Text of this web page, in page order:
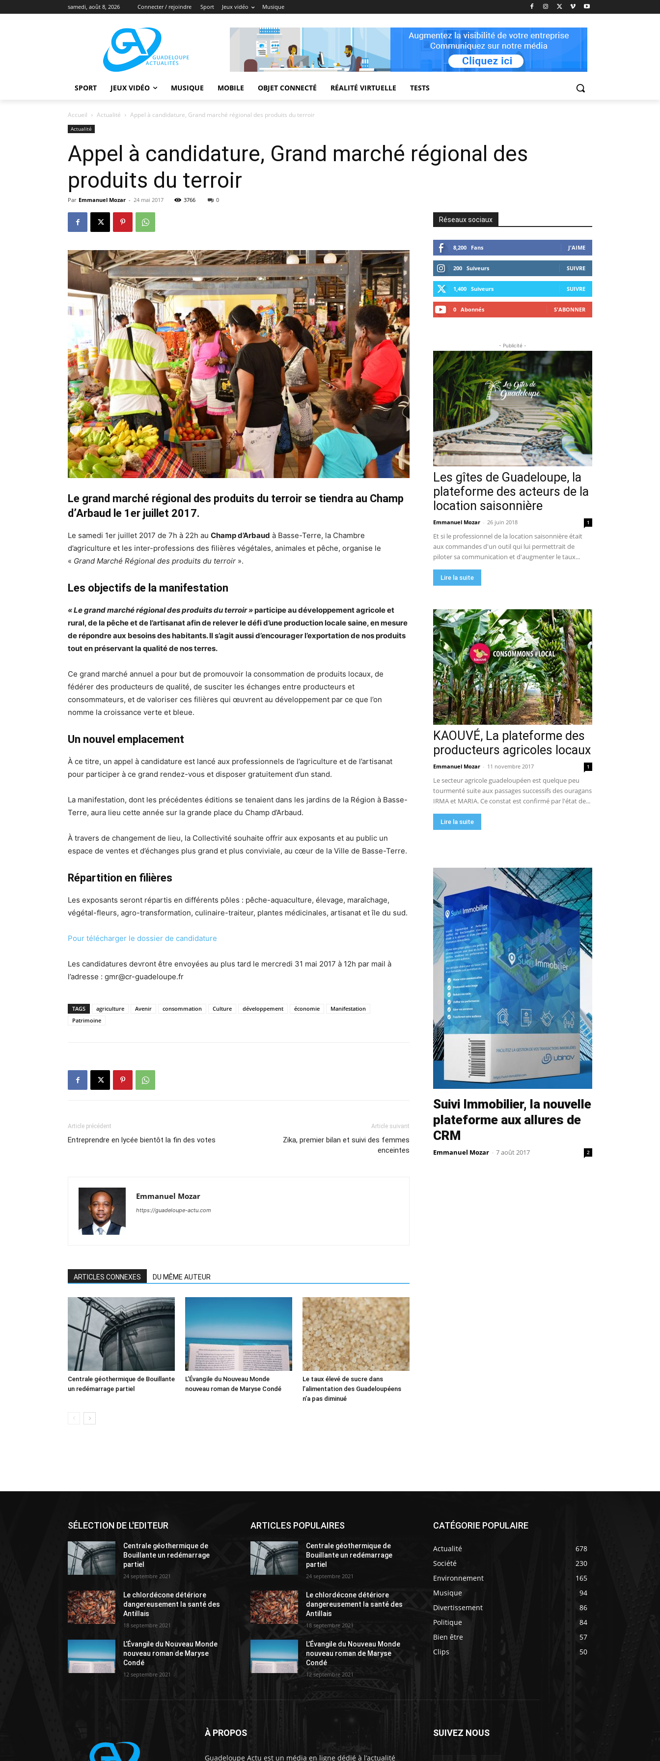
samedi, août 8, 2026 Connecter / rejoindre Sport Jeux vidéo Musique
SPORT JEUX VIDÉO MUSIQUE MOBILE OBJET CONNECTÉ RÉALITÉ VIRTUELLE TESTS
Accueil Actualité Appel à candidature, Grand marché régional des produits du terroir
Actualité
Appel à candidature, Grand marché régional des
produits du terroir
Par Emmanuel Mozar - 24 mai 2017 3766 0
Le grand marché régional des produits du terroir se tiendra au Champ
d’Arbaud le 1er juillet 2017.
Le samedi 1er juillet 2017 de 7h à 22h au Champ d’Arbaud à Basse-Terre, la Chambre
d’agriculture et les inter-professions des filières végétales, animales et pêche, organise le
« Grand Marché Régional des produits du terroir ».
Les objectifs de la manifestation
« Le grand marché régional des produits du terroir »participe au développement agricole et
rural, de la pêche et de l’artisanat afin de relever le défi d’une production locale saine, en mesure
de répondre aux besoins des habitants. Il s’agit aussi d’encourager l’exportation de nos produits
tout en préservant la qualité de nos terres.
Ce grand marché annuel a pour but de promouvoir la consommation de produits locaux, de
fédérer des producteurs de qualité, de susciter les échanges entre producteurs et
consommateurs, et de valoriser ces filières qui œuvrent au développement par ce que l’on
nomme la croissance verte et bleue.
Un nouvel emplacement
À ce titre, un appel à candidature est lancé aux professionnels de l’agriculture et de l’artisanat
pour participer à ce grand rendez-vous et disposer gratuitement d’un stand.
La manifestation, dont les précédentes éditions se tenaient dans les jardins de la Région à Basse-
Terre, aura lieu cette année sur la grande place du Champ d’Arbaud.
À travers de changement de lieu, la Collectivité souhaite offrir aux exposants et au public un
espace de ventes et d’échanges plus grand et plus conviviale, au cœur de la Ville de Basse-Terre.
Répartition en filières
Les exposants seront répartis en différents pôles : pêche-aquaculture, élevage, maraîchage,
végétal-fleurs, agro-transformation, culinaire-traiteur, plantes médicinales, artisanat et île du sud.
Pour télécharger le dossier de candidature
Les candidatures devront être envoyées au plus tard le mercredi 31 mai 2017 à 12h par mail à
l’adresse : gmr@cr-guadeloupe.fr
TAGS agriculture Avenir consommation Culture développement économie
Manifestation
Patrimoine
Article précédent
Entreprendre en lycée bientôt la fin des votes
Article suivant
Zika, premier bilan et suivi des femmes
enceintes
Emmanuel Mozar
https://guadeloupe-actu.com
ARTICLES CONNEXES DU MÊME AUTEUR
Centrale géothermique de Bouillante
un redémarrage partiel
L’Évangile du Nouveau Monde
nouveau roman de Maryse Condé
Le taux élevé de sucre dans
l’alimentation des Guadeloupéens
n’a pas diminué
Réseaux sociaux
8,200 Fans J'AIME
200 Suiveurs SUIVRE
1,400 Suiveurs SUIVRE
0 Abonnés S'ABONNER
- Publicité -
Les gîtes de Guadeloupe, la
plateforme des acteurs de la
location saisonnière
Emmanuel Mozar - 26 juin 2018 1
Et si le professionnel de la location saisonnière était
aux commandes d'un outil qui lui permettrait de
piloter sa communication et d'augmenter le taux...
Lire la suite
KAOUVÉ, La plateforme des
producteurs agricoles locaux
Emmanuel Mozar - 11 novembre 2017 1
Le secteur agricole guadeloupéen est quelque peu
tourmenté suite aux passages successifs des ouragans
IRMA et MARIA. Ce constat est confirmé par l'état de...
Lire la suite
Suivi Immobilier, la nouvelle
plateforme aux allures de
CRM
Emmanuel Mozar - 7 août 2017 2
SÉLECTION DE L'EDITEUR
Centrale géothermique de
Bouillante un redémarrage
partiel
24 septembre 2021
Le chlordécone détériore
dangereusement la santé des
Antillais
18 septembre 2021
L’Évangile du Nouveau Monde
nouveau roman de Maryse
Condé
12 septembre 2021
ARTICLES POPULAIRES
Centrale géothermique de
Bouillante un redémarrage
partiel
24 septembre 2021
Le chlordécone détériore
dangereusement la santé des
Antillais
18 septembre 2021
L’Évangile du Nouveau Monde
nouveau roman de Maryse
Condé
12 septembre 2021
CATÉGORIE POPULAIRE
Actualité
678
Société
230
Environnement
165
Musique
94
Divertissement
86
Politique
84
Bien être
57
Clips
50
À PROPOS
Guadeloupe Actu est un média en ligne dédié à l’actualité
SUIVEZ NOUS